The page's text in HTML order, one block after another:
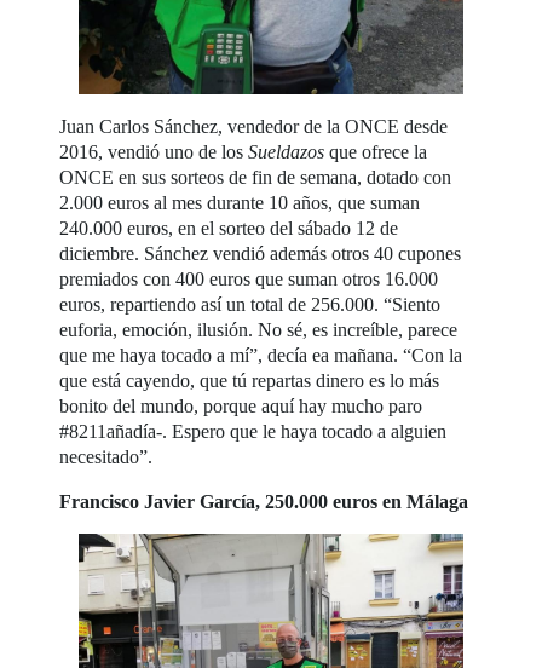
Juan Carlos Sánchez, vendedor de la ONCE desde
2016, vendió uno de losSueldazos que ofrece la
ONCE en sus sorteos de fin de semana, dotado con
2.000 euros al mes durante 10 años, que suman
240.000 euros, en el sorteo del sábado 12 de
diciembre. Sánchez vendió además otros 40 cupones
premiados con 400 euros que suman otros 16.000
euros, repartiendo así un total de 256.000. “Siento
euforia, emoción, ilusión. No sé, es increíble, parece
que me haya tocado a mí”, decía ea mañana. “Con la
que está cayendo, que tú repartas dinero es lo más
bonito del mundo, porque aquí hay mucho paro
#8211añadía-. Espero que le haya tocado a alguien
necesitado”.
Francisco Javier García, 250.000 euros en Málaga